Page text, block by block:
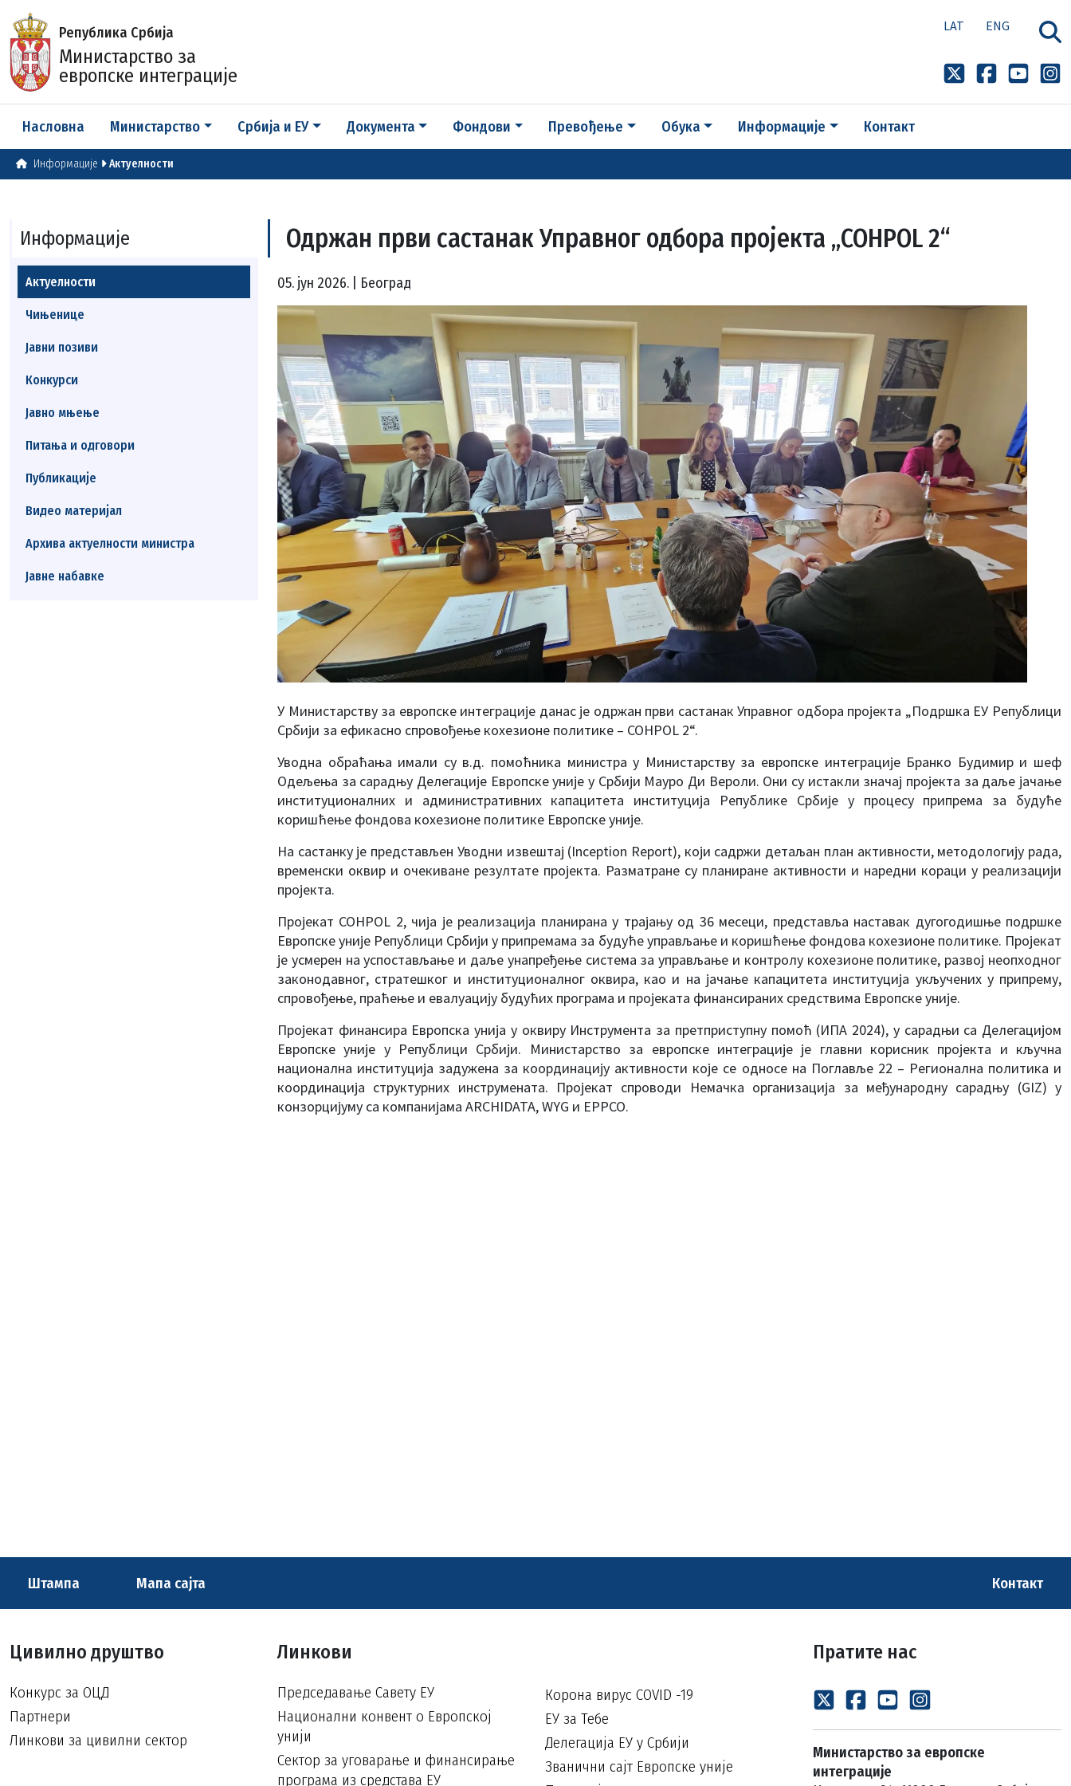
Република Србија
Министарство за
европске интеграције
LAT ENG
Насловна Министарство Србија и ЕУ Документа Фондови Превођење Обука Информације Контакт
Информације Актуелности
Информације
Актуелности
Чињенице
Јавни позиви
Конкурси
Јавно мњење
Питања и одговори
Публикације
Видео материјал
Архива актуелности министра
Јавне набавке
Одржан први састанак Управног одбора пројекта „COHPOL 2“
05. јун 2026. | Београд
У Министарству за европске интеграције данас је одржан први састанак Управног одбора пројекта „Подршка ЕУ Републици
Србији за ефикасно спровођење кохезионе политике – COHPOL 2“.
Уводна обраћања имали су в.д. помоћника министра у Министарству за европске интеграције Бранко Будимир и шеф
Одељења за сарадњу Делегације Европске уније у Србији Мауро Ди Вероли. Они су истакли значај пројекта за даље јачање
институционалних и административних капацитета институција Републике Србије у процесу припрема за будуће
коришћење фондова кохезионе политике Европске уније.
На састанку је представљен Уводни извештај (Inception Report), који садржи детаљан план активности, методологију рада,
временски оквир и очекиване резултате пројекта. Разматране су планиране активности и наредни кораци у реализацији
пројекта.
Пројекат COHPOL 2, чија је реализација планирана у трајању од 36 месеци, представља наставак дугогодишње подршке
Европске уније Републици Србији у припремама за будуће управљање и коришћење фондова кохезионе политике. Пројекат
је усмерен на успостављање и даље унапређење система за управљање и контролу кохезионе политике, развој неопходног
законодавног, стратешког и институционалног оквира, као и на јачање капацитета институција укључених у припрему,
спровођење, праћење и евалуацију будућих програма и пројеката финансираних средствима Европске уније.
Пројекат финансира Европска унија у оквиру Инструмента за претприступну помоћ (ИПА 2024), у сарадњи са Делегацијом
Европске уније у Републици Србији. Министарство за европске интеграције је главни корисник пројекта и кључна
национална институција задужена за координацију активности које се односе на Поглавље 22 – Регионална политика и
координација структурних инструмената. Пројекат спроводи Немачка организација за међународну сарадњу (GIZ) у
конзорцијуму са компанијама ARCHIDATA, WYG и EPPCO.
Штампа Мапа сајта Контакт
Цивилно друштво
Конкурс за ОЦД
Партнери
Линкови за цивилни сектор
Линкови
Председавање Савету ЕУ
Национални конвент о Европској
унији
Сектор за уговарање и финансирање
програма из средстава ЕУ
Корона вирус COVID -19
ЕУ за Тебе
Делегација ЕУ у Србији
Званични сајт Европске уније
Пратите нас
Министарство за европске
интеграције